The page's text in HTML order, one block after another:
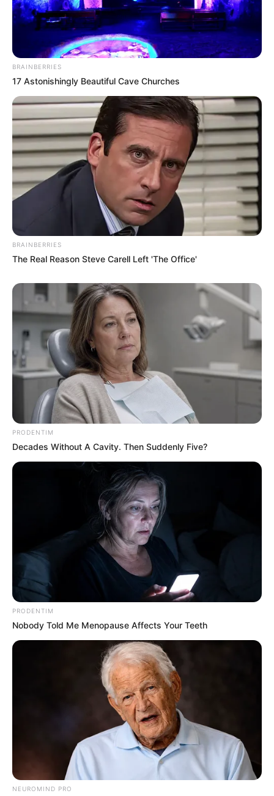
BRAINBERRIES
17 Astonishingly Beautiful Cave Churches
BRAINBERRIES
The Real Reason Steve Carell Left 'The Office'
PRODENTIM
Decades Without A Cavity. Then Suddenly Five?
PRODENTIM
Nobody Told Me Menopause Affects Your Teeth
NEUROMIND PRO